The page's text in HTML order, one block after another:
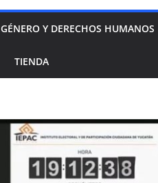
GÉNERO Y DERECHOS HUMANOS
TIENDA